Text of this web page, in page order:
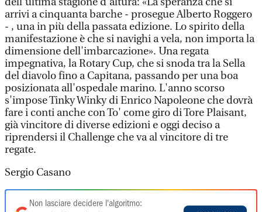
arrivi a cinquanta barche - prosegue Alberto Roggero
- , una in più della passata edizione. Lo spirito della
manifestazione è che si navighi a vela, non importa la
dimensione dell'imbarcazione». Una regata
impegnativa, la Rotary Cup, che si snoda tra la Sella
del diavolo fino a Capitana, passando per una boa
posizionata all'ospedale marino. L'anno scorso
s'impose Tinky Winky di Enrico Napoleone che dovrà
fare i conti anche con To' come giro di Tore Plaisant,
già vincitore di diverse edizioni e oggi deciso a
riprendersi il Challenge che va al vincitore di tre
regate.
Sergio Casano
Non lasciare decidere l'algoritmo: